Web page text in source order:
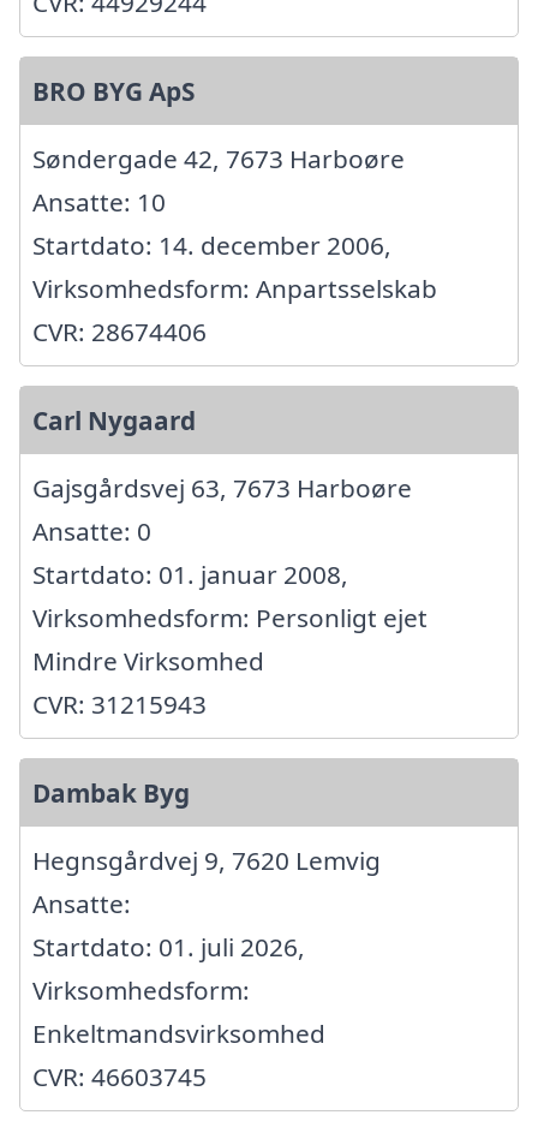
BRO BYG ApS
Søndergade 42, 7673 Harboøre
Ansatte: 10
Startdato: 14. december 2006,
Virksomhedsform: Anpartsselskab
CVR: 28674406
Carl Nygaard
Gajsgårdsvej 63, 7673 Harboøre
Ansatte: 0
Startdato: 01. januar 2008,
Virksomhedsform: Personligt ejet
Mindre Virksomhed
CVR: 31215943
Dambak Byg
Hegnsgårdvej 9, 7620 Lemvig
Ansatte:
Startdato: 01. juli 2026,
Virksomhedsform:
Enkeltmandsvirksomhed
CVR: 46603745